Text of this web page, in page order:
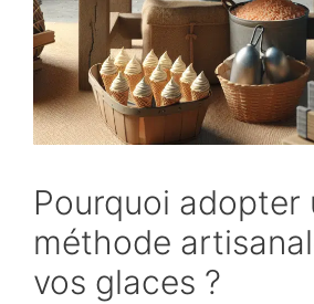
Pourquoi adopter
méthode
vos glaces ?